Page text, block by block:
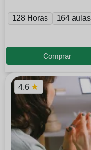
128 Horas 164 aulas
Comprar
4.6 ★